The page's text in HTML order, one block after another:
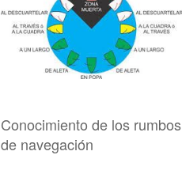
Conocimiento de los rumbos
de navegación